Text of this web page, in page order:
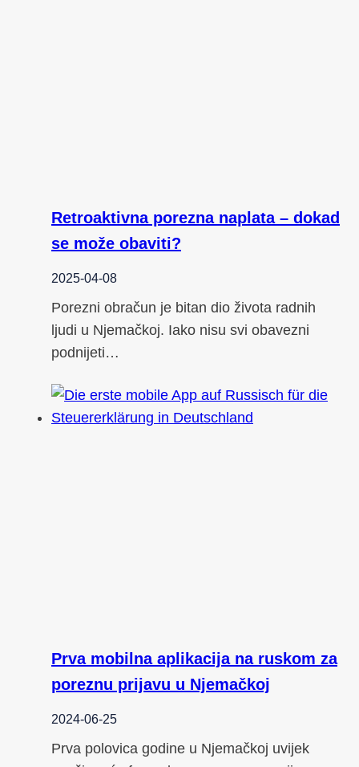
Retroaktivna porezna naplata – dokad
se može obaviti?
2025-04-08
Porezni obračun je bitan dio života radnih
ljudi u Njemačkoj. Iako nisu svi obavezni
podnijeti…
Prva mobilna aplikacija na ruskom za
poreznu prijavu u Njemačkoj
2024-06-25
Prva polovica godine u Njemačkoj uvijek